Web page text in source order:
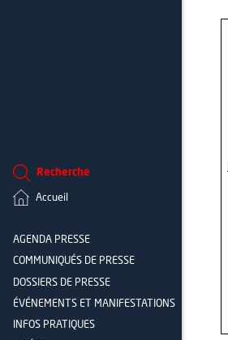
Recherche
Accueil
AGENDA PRESSE
COMMUNIQUÉS DE PRESSE
DOSSIERS DE PRESSE
ÉVÉNEMENTS ET MANIFESTATIONS
INFOS PRATIQUES